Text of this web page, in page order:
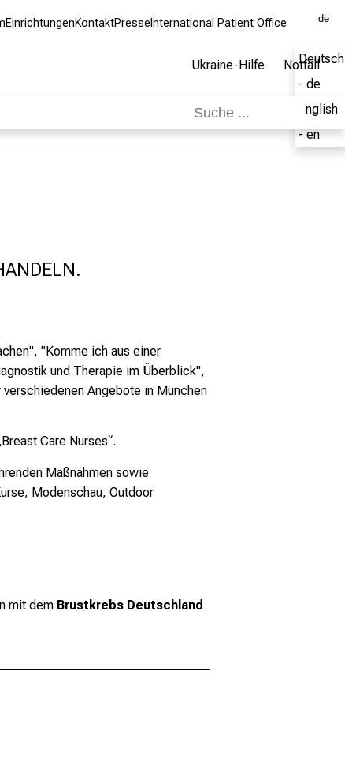
EinrichtungenKontaktPresse International Patient Office de
Deutsch
- de
English
- en
Ukraine-Hilfe Notfall
"Komme ich aus einer
und Therapie im Überblick",
Angebote in München
Care Nurses“.
Maßnahmen sowie
Modenschau, Outdoor
mit dem Brustkrebs Deutschland